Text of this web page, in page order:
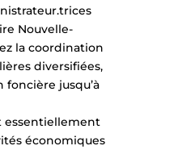
Nouvelle-
la coordination
diversifiées,
jusqu’à
essentiellement
économiques